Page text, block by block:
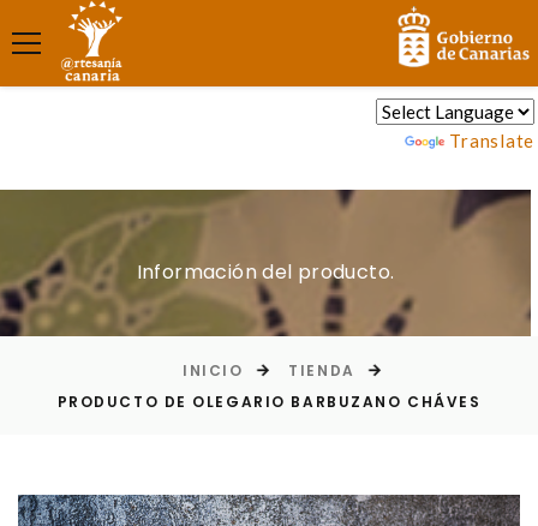
Powered by Translate
Información del producto.
INICIO
TIENDA
PRODUCTO DE OLEGARIO BARBUZANO CHÁVES